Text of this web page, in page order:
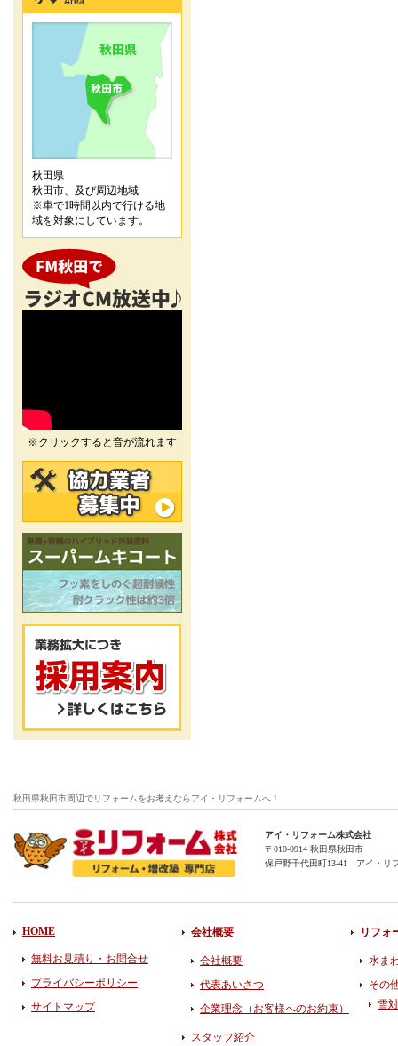
秋田県
秋田市、及び周辺地域
※車で1時間以内で行ける地
域を対象にしています。
※クリックすると音が流れます
秋田県秋田市周辺でリフォームをお考えならアイ・リフォームへ！
アイ・リフォーム株式会社
〒010-0914 秋田県秋田市
保戸野千代田町13-41 アイ・リ
HOME
無料お見積り・お問合せ
プライバシーポリシー
サイトマップ
会社概要
会社概要
代表あいさつ
企業理念（お客様へのお約束）
スタッフ紹介
リフォ
水ま
その
雪